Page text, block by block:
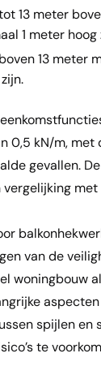
13 meter
1 meter hoog
13 meter
0,5 kN/m, met
gevallen.
met
van de
woningbouw
spijlen en
te